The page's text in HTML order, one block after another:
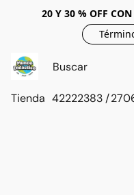
20 Y 30 % OFF CON
Tienda 42222383 /